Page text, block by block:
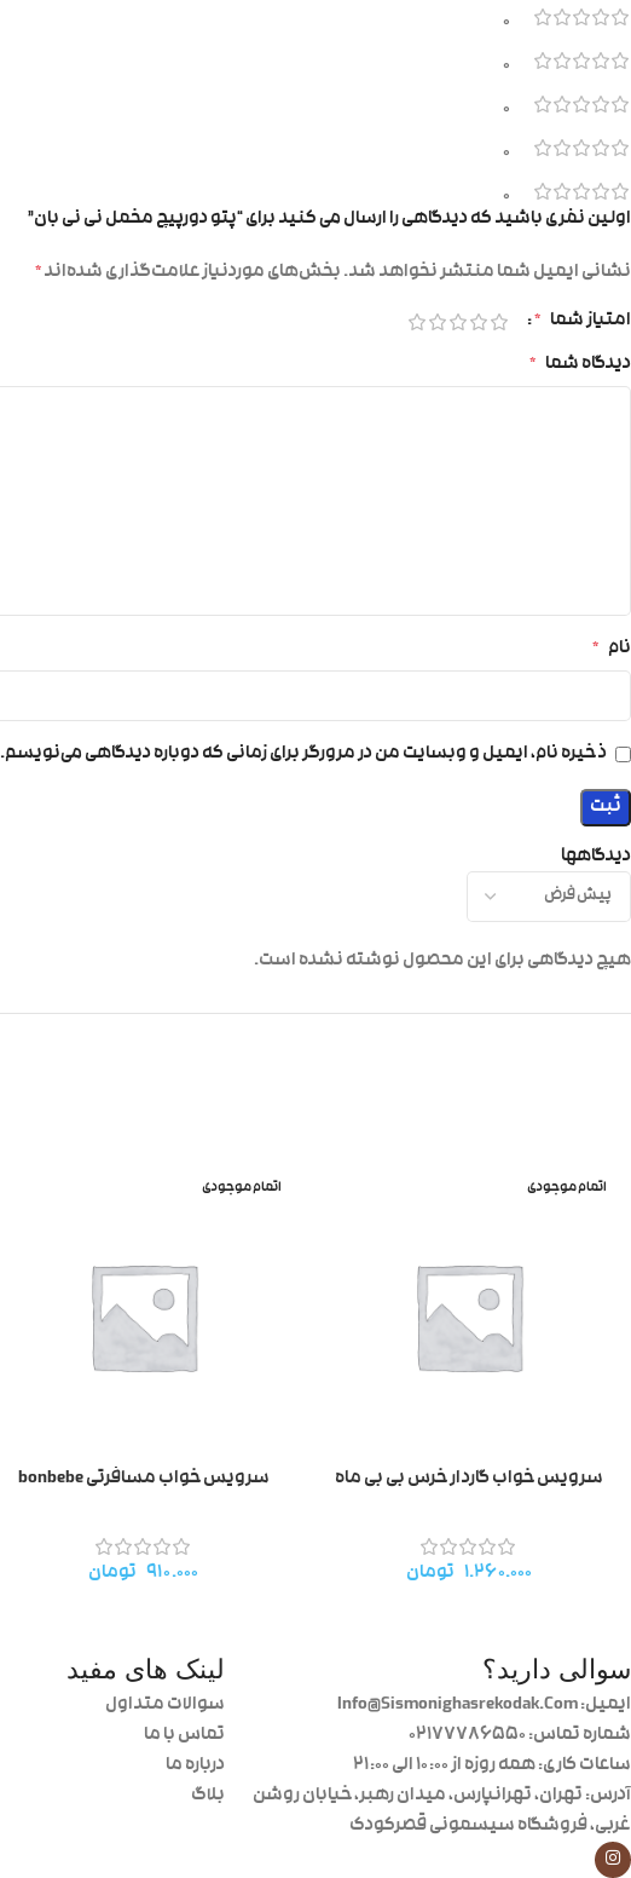
0
0
0
0
0
دیدگاهها
هیچ دیدگاهی برای این محصول نوشته نشده است.
اولین نفری باشید که دیدگاهی را ارسال می کنید برای “پتو دورپیچ مخمل نی نی بان”
نشانی ایمیل شما منتشر نخواهد شد.بخش‌های موردنیاز علامت‌گذاری شده‌اند*
امتیاز شما *
دیدگاه شما *
نام *
ذخیره نام، ایمیل و وبسایت من در مرورگر برای زمانی که دوباره دیدگاهی می‌نویسم.
اتمام موجودی
سرویس خواب گاردار خرس بی بی ماه
۱.۲۶۰.۰۰۰ تومان
اتمام موجودی
سرویس خواب مسافرتی bonbebe
۹۱۰.۰۰۰ تومان
سوالی دارید؟
ایمیل: Info@Sismonighasrekodak.Com
شماره تماس: 02177786550
ساعات کاری: همه روزه از ۱۰:۰۰ الی ۲۱:۰۰
آدرس: تهران، تهرانپارس، میدان رهبر، خیابان روشن
غربی، فروشگاه سیسمونی قصرکودک
لینک های مفید
سوالات متداول
تماس با ما
درباره ما
بلاگ